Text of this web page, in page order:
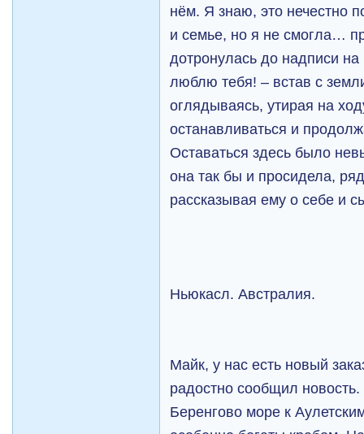
нём. Я знаю, это нечестно
и семье, но я не смогла…
дотронулась до надписи
люблю тебя! – встав с
оглядываясь, утирая на
останавливаться и
Оставаться здесь было
она так бы и просидела,
рассказывая ему о себе и
Ньюкасл. Австралия.
Майк, у нас есть новый
радостно сообщил
Беренгово море к